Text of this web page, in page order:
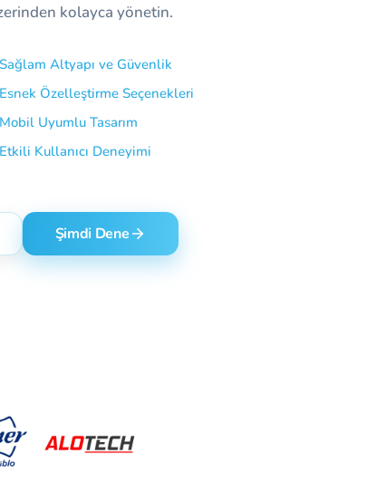
kolayca yönetin.
Sağlam Altyapı ve Güvenlik
Esnek Özelleştirme Seçenekleri
Mobil Uyumlu Tasarım
Etkili Kullanıcı Deneyimi
Şimdi Dene